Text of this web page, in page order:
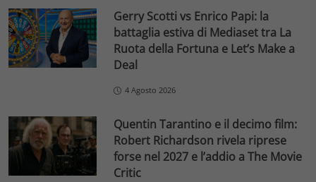
Gerry Scotti vs Enrico Papi: la
battaglia estiva di Mediaset tra La
Ruota della Fortuna e Let’s Make a
Deal
4 Agosto 2026
Quentin Tarantino e il decimo film:
Robert Richardson rivela riprese
forse nel 2027 e l’addio a The Movie
Critic